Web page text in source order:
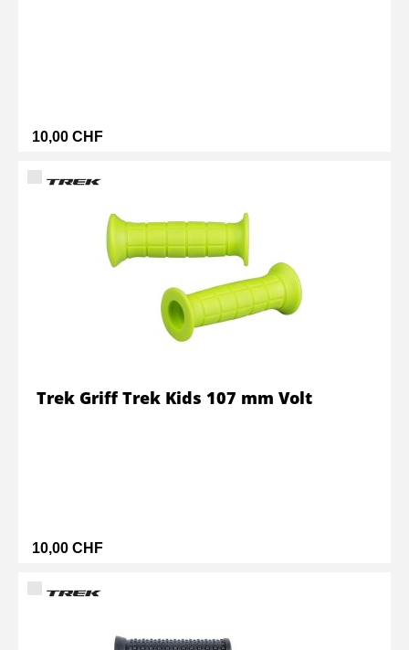
10,00 CHF
10,00 CHF
Trek Griff Trek Kids 107 mm Volt